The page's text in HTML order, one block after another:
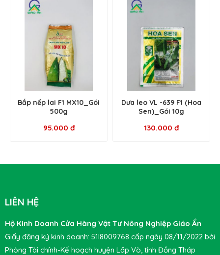
Bắp nếp lai F1 MX10_Gói
500g
95.000 đ
Dưa leo VL -639 F1 (Hoa
Sen)_Gói 10g
130.000 đ
LIÊN HỆ
Hộ Kinh Doanh Cửa Hàng Vật Tư Nông Nghiệp Giáo Ẩn
Giấy đăng ký kinh doanh: 51I8009768 cấp ngày 08/11/2022 bởi
Phòng Tài chính-Kế hoạch huyện Lấp Vò, tỉnh Đồng Tháp